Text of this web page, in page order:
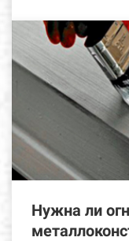
Нужна ли